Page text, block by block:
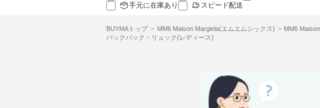
手元に在庫あり
スピード配送
BUYMAトップ MM6 Maison Margiela(エムエムシックス) MM6
バックパック・リュック(レディース)